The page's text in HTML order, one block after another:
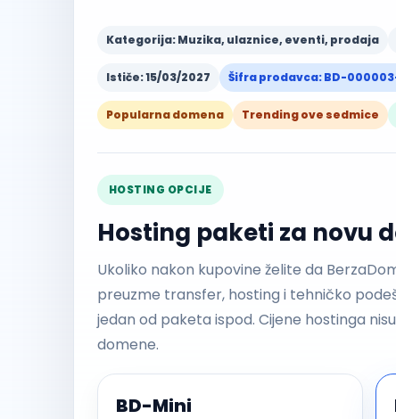
Kategorija: Muzika, ulaznice, eventi, prodaja
Ističe: 15/03/2027 Šifra prodavca: BD-
Popularna domena Trending ove sedmice
HOSTING OPCIJE
Hosting paketi za novu
Ukoliko nakon kupovine želite da
preuzme transfer, hosting i tehničko
jedan od paketa ispod. Cijene hostinga
domene.
BD-Mini